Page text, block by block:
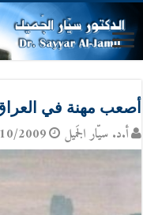
أصعب مهنة في
أ.د. سيّار الجَميل 2009